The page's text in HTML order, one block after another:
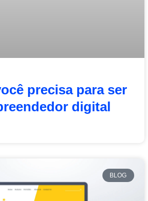
precisa para ser
digital
BLOG